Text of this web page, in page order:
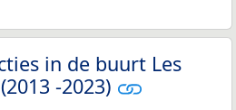
in de buurt Les
-2023)